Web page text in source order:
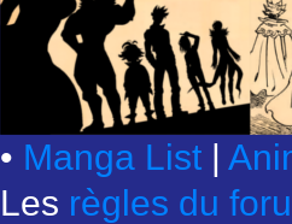
• Manga List |
Les règles du